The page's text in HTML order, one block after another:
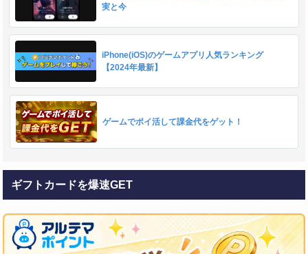
実と今
iPhone(iOS)のゲームアプリ人気ランキング
【2024年最新】
ゲームでポイ活して課金代をゲット！
ギフトカードを爆速GET